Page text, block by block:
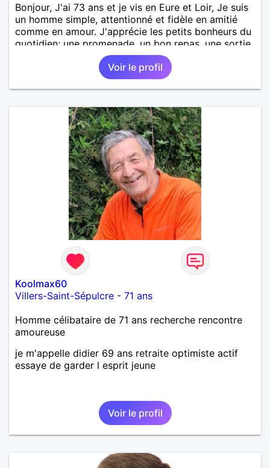
Bonjour, J'ai 73 ans et je vis en Eure et Loir, Je suis
un homme simple, attentionné et fidèle en amitié
comme en amour. J'apprécie les petits bonheurs du
quotidien; une promenade, un bon repas, une sortie,
une discision agréable ou un moment de détente à
deux. Je souhaite rencontrer une femme douce,
honnête et bienveillante, avec qui partager des
moments de complicité, de rire et de confiance. Je
une belle amitié et qu'il n'est jamais trop tard pour
écrire une nouvelle histoire. Si vous aimez les
échanges sincères, les valeurs de respect et de
simplicité, nous pourrions faire connaissance autour
d'un café suivi d'une balade, sans précipitation et
laisser le temps faire le reste. Au plaisir de vous lire.
Voir le profil
Koolmax60
Villers-Saint-Sépulcre - 71 ans
Homme célibataire de 71 ans recherche rencontre
amoureuse
je m'appelle didier 69 ans retraite optimiste actif
essaye de garder l esprit jeune
Voir le profil